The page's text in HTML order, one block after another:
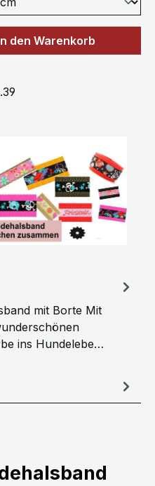
den
den Warenkorb
mit Borte Mit
ins Hundelebe…